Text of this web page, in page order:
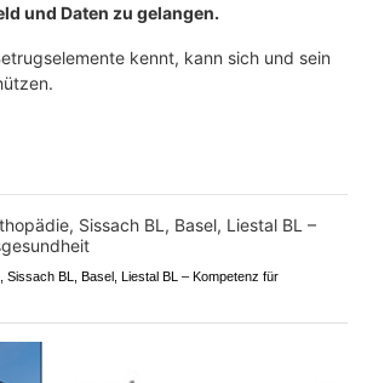
und Daten zu gelangen.
kennt, kann sich und sein
Sissach BL, Basel, Liestal BL – Kompetenz für